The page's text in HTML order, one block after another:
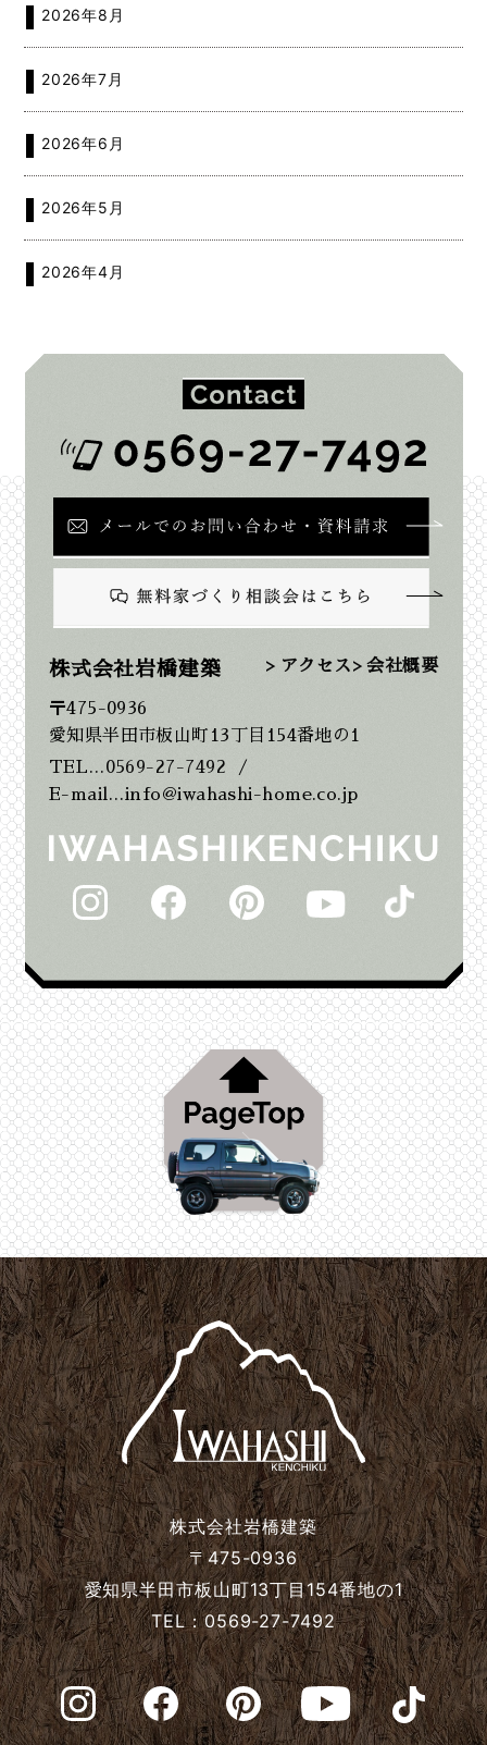
2026年8月
2026年7月
2026年6月
2026年5月
2026年4月
2025年12月
2025年11月
2025年10月
2025年9月
2025年8月
2025年7月
2025年6月
2025年5月
2025年2月
2025年1月
2024年12月
2024年11月
2024年10月
2024年9月
2024年8月
2024年7月
2024年6月
2024年5月
2024年4月
2024年3月
株式会社岩橋建築
〒475-0936
愛知県半田市板山町13丁目154番地の1
TEL…0569-27-7492 /
E-mail…info@iwahashi-home.co.jp
> アクセス> 会社概要
株式会社岩橋建築
〒475-0936
愛知県半田市板山町13丁目154番地の1
TEL：0569-27-7492